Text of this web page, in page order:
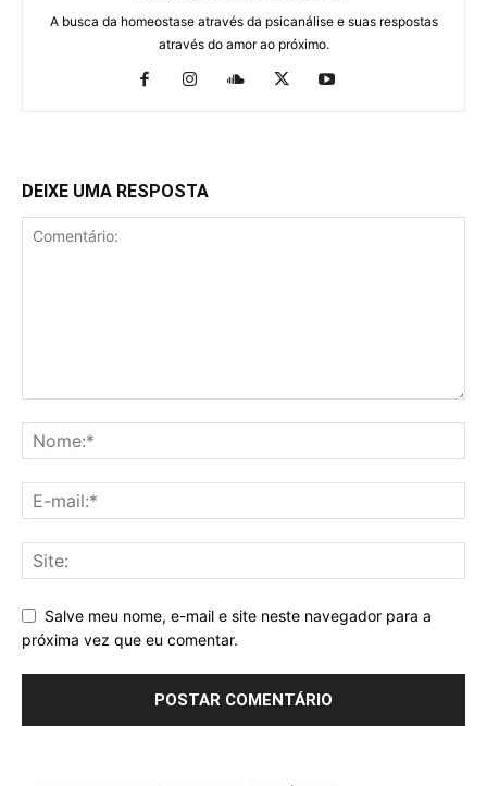
A busca da homeostase através da psicanálise e suas respostas
através do amor ao próximo.
DEIXE UMA RESPOSTA
Salve meu nome, e-mail e site neste navegador para a
próxima vez que eu comentar.